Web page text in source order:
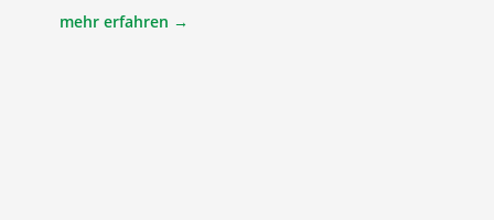
mehr erfahren →